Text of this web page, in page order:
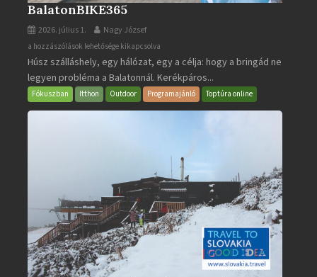
BalatonBIKE365
2026. július 1. Nagy József
BalatonBIKE365
bejegyzéshez
a hozzászólások lehetősége kikapcsolva
Húsz szálláshely, egy hálózat, egy a célja: hogy a bringád ne
legyen probléma a Balatonnál. Kerékpáros...
Fókuszban Itthon Outdoor Programajánló Toptúra online